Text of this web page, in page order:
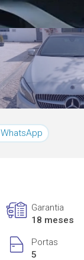
WhatsApp
Garantia
18 meses
Portas
5